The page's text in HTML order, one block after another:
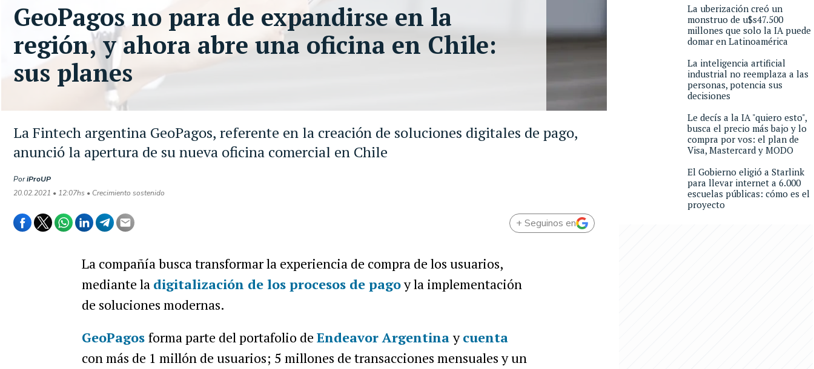
La Fintech argentina GeoPagos, referente en la creación de soluciones digitales de pago,
anunció la apertura de su nueva oficina comercial en Chile
PoriProUP
20.02.2021 • 12:07hs • Crecimiento sostenido
GeoPagos no para de expandirse en la
región, y ahora abre una oficina en Chile:
sus planes
+ Seguinos en
La compañía busca transformar la experiencia de compra de los usuarios,
mediante la digitalización de los procesos de pagoy la implementación
de soluciones modernas.
GeoPagos forma parte del portafolio de EndeavorArgentina ycuenta
con más de 1 millón de usuarios; 5 millones de transacciones mensuales y un
La uberización creó un
monstruo de u$s47.500
millones que solo la IA puede
domar en Latinoamérica
La inteligencia artificial
industrial no reemplaza a las
personas, potencia sus
decisiones
Le decís a la IA "quiero esto",
busca el precio más bajo y lo
compra por vos: el plan de
Visa, Mastercard y MODO
El Gobierno eligió a Starlink
para llevar internet a 6.000
escuelas públicas: cómo es el
proyecto